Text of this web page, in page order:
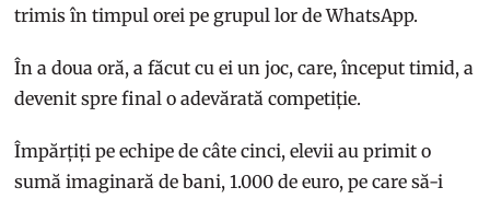
trimis în timpul orei pe grupul lor de WhatsApp.
În a doua oră, a făcut cu ei un joc, care, început timid, a
devenit spre final o adevărată competiție.
Împărțiți pe echipe de câte cinci, elevii au primit o
sumă imaginară de bani, 1.000 de euro, pe care să-i